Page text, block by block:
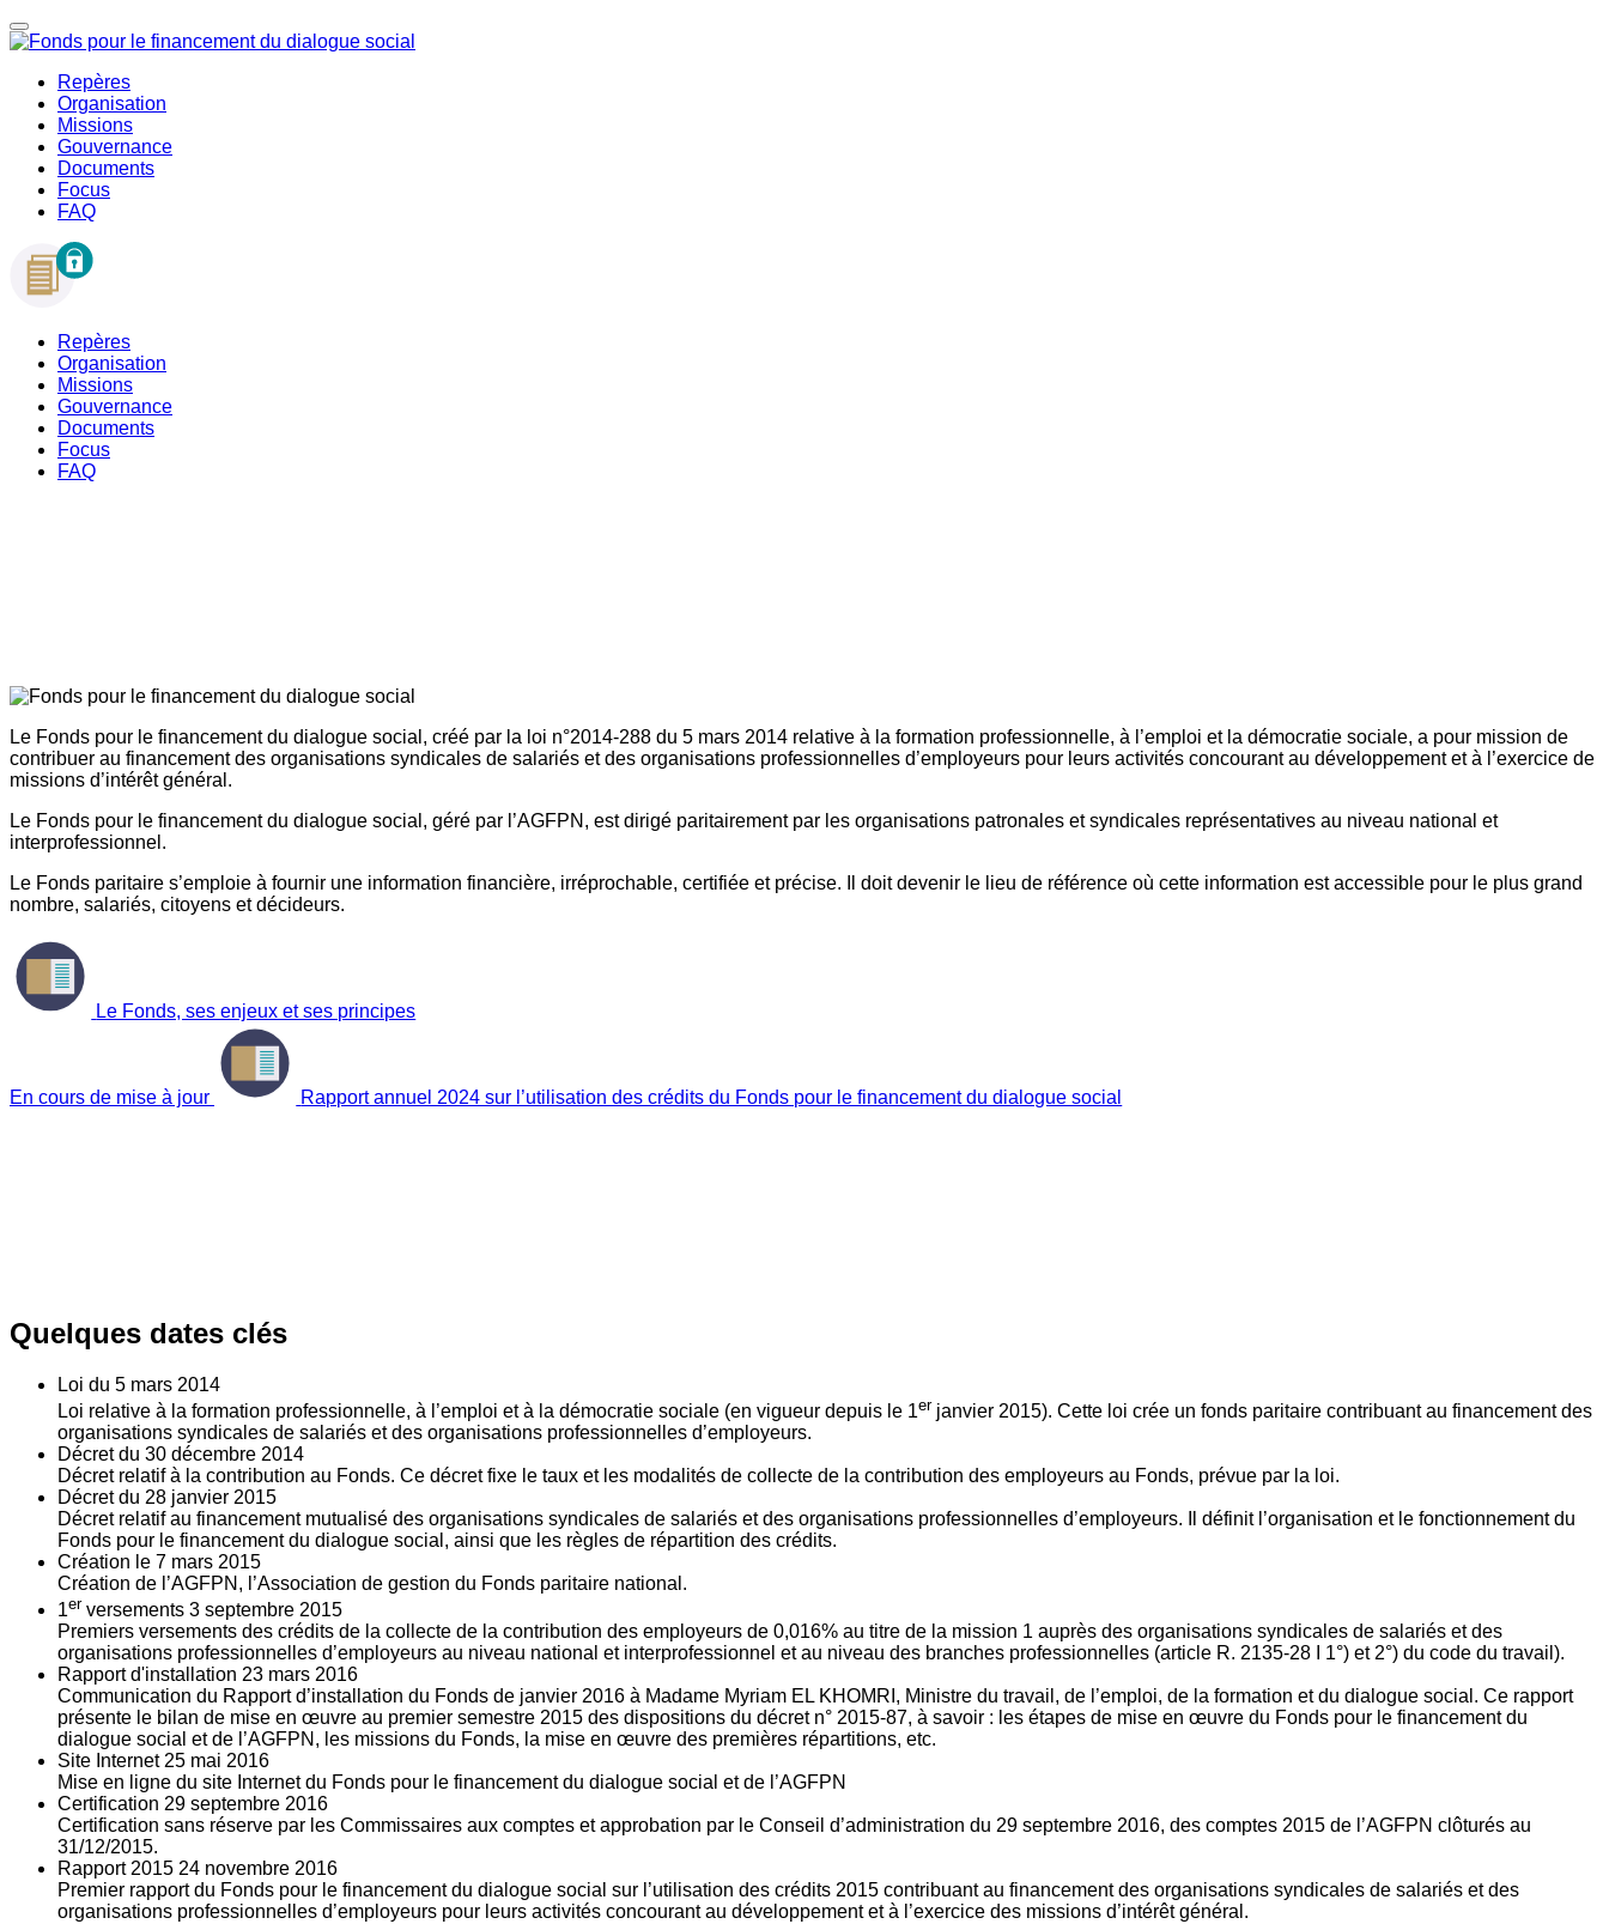
Repères
Organisation
Missions
Gouvernance
Documents
Focus
FAQ
Repères
Organisation
Missions
Gouvernance
Documents
Focus
FAQ
Le Fonds pour le financement du dialogue social, créé par la loi n°2014-288 du 5 mars 2014 relative à la formation professionnelle, à l’emploi et la démocratie sociale, a pour mission de
contribuer au financement des organisations syndicales de salariés et des organisations professionnelles d’employeurs pour leurs activités concourant au développement et à l’exercice de
missions d’intérêt général.
Le Fonds pour le financement du dialogue social, géré par l’AGFPN, est dirigé paritairement par les organisations patronales et syndicales représentatives au niveau national et
interprofessionnel.
Le Fonds paritaire s’emploie à fournir une information financière, irréprochable, certifiée et précise. Il doit devenir le lieu de référence où cette information est accessible pour le plus grand
nombre, salariés, citoyens et décideurs.
Le Fonds, ses enjeux et ses principes
En cours de mise à jour Rapport annuel 2024 sur l’utilisation des crédits du Fonds pour le financement du dialogue social
Quelques dates clés
Loi du 5 mars 2014
Loi relative à la formation professionnelle, à l’emploi et à la démocratie sociale (en vigueur depuis le 1er janvier 2015). Cette loi crée un fonds paritaire contribuant au financement des
organisations syndicales de salariés et des organisations professionnelles d’employeurs.
Décret du 30 décembre 2014
Décret relatif à la contribution au Fonds. Ce décret fixe le taux et les modalités de collecte de la contribution des employeurs au Fonds, prévue par la loi.
Décret du 28 janvier 2015
Décret relatif au financement mutualisé des organisations syndicales de salariés et des organisations professionnelles d’employeurs. Il définit l’organisation et le fonctionnement du
Fonds pour le financement du dialogue social, ainsi que les règles de répartition des crédits.
Création le 7 mars 2015
Création de l’AGFPN, l’Association de gestion du Fonds paritaire national.
1er versements 3 septembre 2015
Premiers versements des crédits de la collecte de la contribution des employeurs de 0,016% au titre de la mission 1 auprès des organisations syndicales de salariés et des
organisations professionnelles d’employeurs au niveau national et interprofessionnel et au niveau des branches professionnelles (article R. 2135‐28 I 1°) et 2°) du code du travail).
Rapport d'installation 23 mars 2016
Communication du Rapport d’installation du Fonds de janvier 2016 à Madame Myriam EL KHOMRI, Ministre du travail, de l’emploi, de la formation et du dialogue social. Ce rapport
présente le bilan de mise en œuvre au premier semestre 2015 des dispositions du décret n° 2015-87, à savoir : les étapes de mise en œuvre du Fonds pour le financement du
dialogue social et de l’AGFPN, les missions du Fonds, la mise en œuvre des premières répartitions, etc.
Site Internet 25 mai 2016
Mise en ligne du site Internet du Fonds pour le financement du dialogue social et de l’AGFPN
Certification 29 septembre 2016
Certification sans réserve par les Commissaires aux comptes et approbation par le Conseil d’administration du 29 septembre 2016, des comptes 2015 de l’AGFPN clôturés au
31/12/2015.
Rapport 2015 24 novembre 2016
Premier rapport du Fonds pour le financement du dialogue social sur l’utilisation des crédits 2015 contribuant au financement des organisations syndicales de salariés et des
organisations professionnelles d’employeurs pour leurs activités concourant au développement et à l’exercice des missions d’intérêt général.